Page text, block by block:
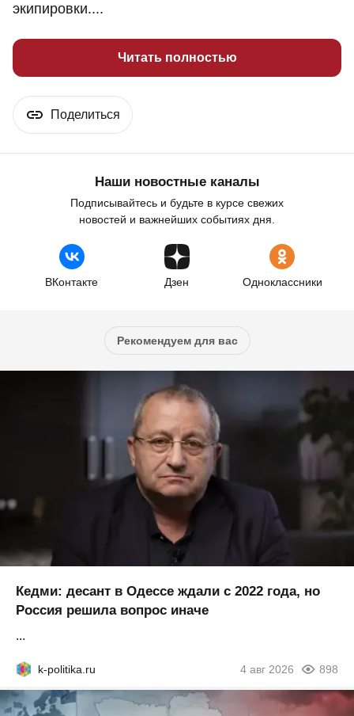
экипировки....
Читать полностью
Поделиться
Наши новостные каналы
Подписывайтесь и будьте в курсе свежих
новостей и важнейших событиях дня.
ВКонтакте Дзен Одноклассники
Рекомендуем для вас
Кедми: десант в Одессе ждали с 2022 года, но
Россия решила вопрос иначе
...
k-politika.ru 4 авг 2026 898